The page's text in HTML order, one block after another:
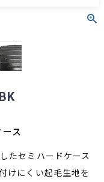
ス
たセミハードケース
けにくい起毛生地を